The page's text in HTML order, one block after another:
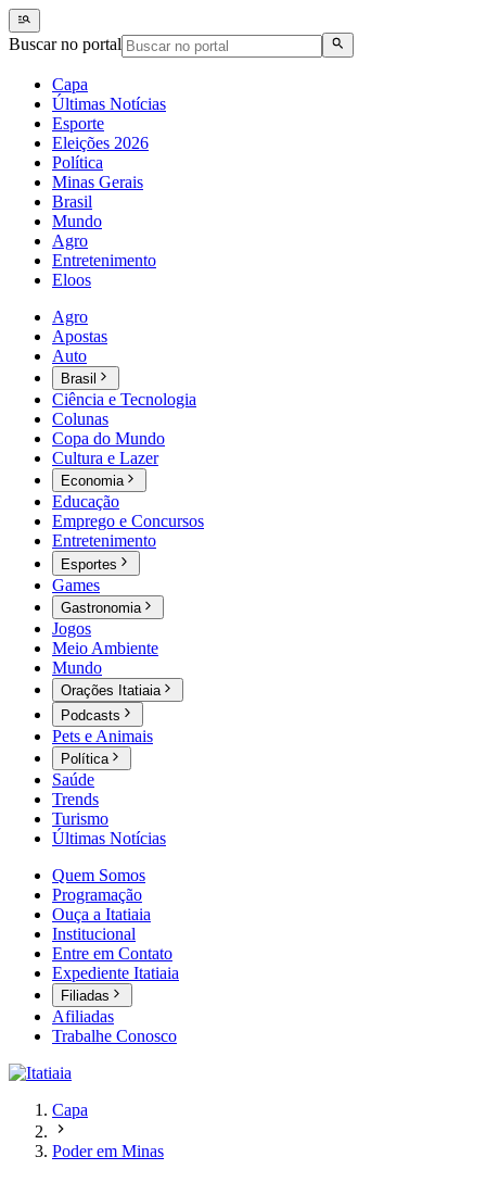
Buscar no portal
Capa
Últimas Notícias
Esporte
Eleições 2026
Política
Minas Gerais
Brasil
Mundo
Agro
Entretenimento
Eloos
Agro
Apostas
Auto
Brasil
Ciência e Tecnologia
Colunas
Copa do Mundo
Cultura e Lazer
Economia
Educação
Emprego e Concursos
Entretenimento
Esportes
Games
Gastronomia
Jogos
Meio Ambiente
Mundo
Orações Itatiaia
Podcasts
Pets e Animais
Política
Saúde
Trends
Turismo
Últimas Notícias
Quem Somos
Programação
Ouça a Itatiaia
Institucional
Entre em Contato
Expediente Itatiaia
Filiadas
Afiliadas
Trabalhe Conosco
Capa
Poder em Minas